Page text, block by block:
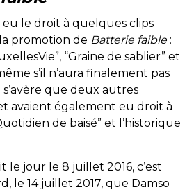
eu le droit à quelques clips
promotion de Batterie faible:
“Graine de sablier” et
s’il n’aura finalement pas
que deux autres
avaient également eu droit à
de baisé” et l’historique
le jour le 8 juillet 2016, c’est
le 14 juillet 2017, que Damso